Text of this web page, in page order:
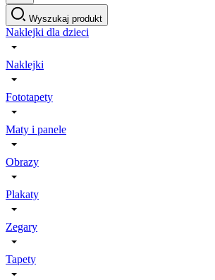
Wyszukaj produkt
Naklejki dla dzieci
Naklejki
Fototapety
Maty i panele
Obrazy
Plakaty
Zegary
Tapety